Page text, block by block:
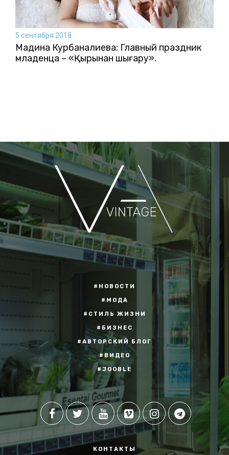
5 сентября 2018
Мадина Курбаналиева: Главный праздник
младенца – «Қырқынан шығару».
#НОВОСТИ
#МОДА
#СТИЛЬ ЖИЗНИ
#БИЗНЕС
#АВТОРСКИЙ БЛОГ
#ВИДЕО
#JOOBLE
КОНТАКТЫ